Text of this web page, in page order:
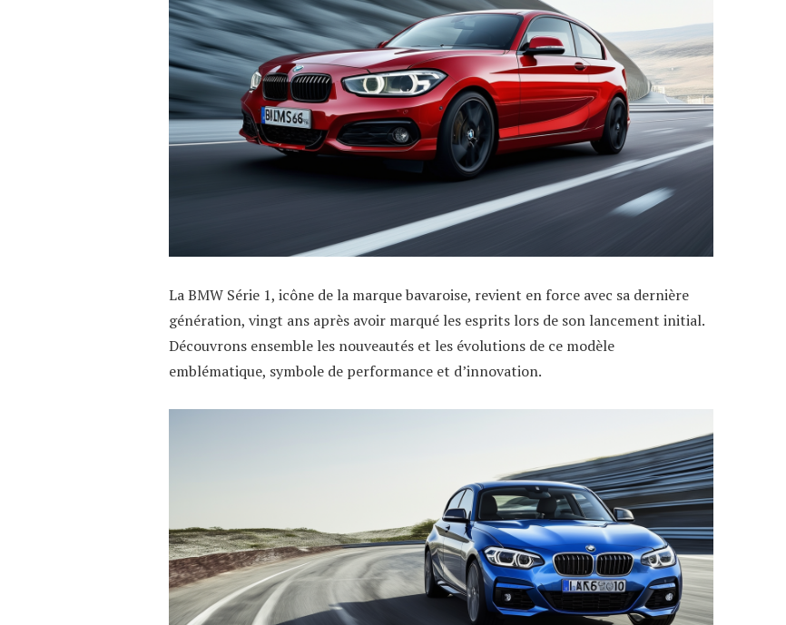
La BMW Série 1, icône de la marque bavaroise, revient en force avec sa dernière
génération, vingt ans après avoir marqué les esprits lors de son lancement initial.
Découvrons ensemble les nouveautés et les évolutions de ce modèle
emblématique, symbole de performance et d’innovation.